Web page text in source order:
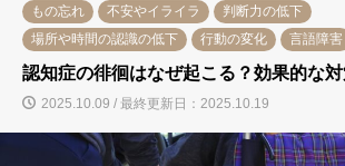
もの忘れ
不安やイライラ
判断力の低下
場所や時間の認識の低下
行動の変化 言語障害
認知症の徘徊はなぜ起こる？効果的な
2025.10.09 / 最終更新日：2025.10.19